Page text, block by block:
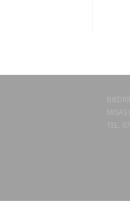
TEL.